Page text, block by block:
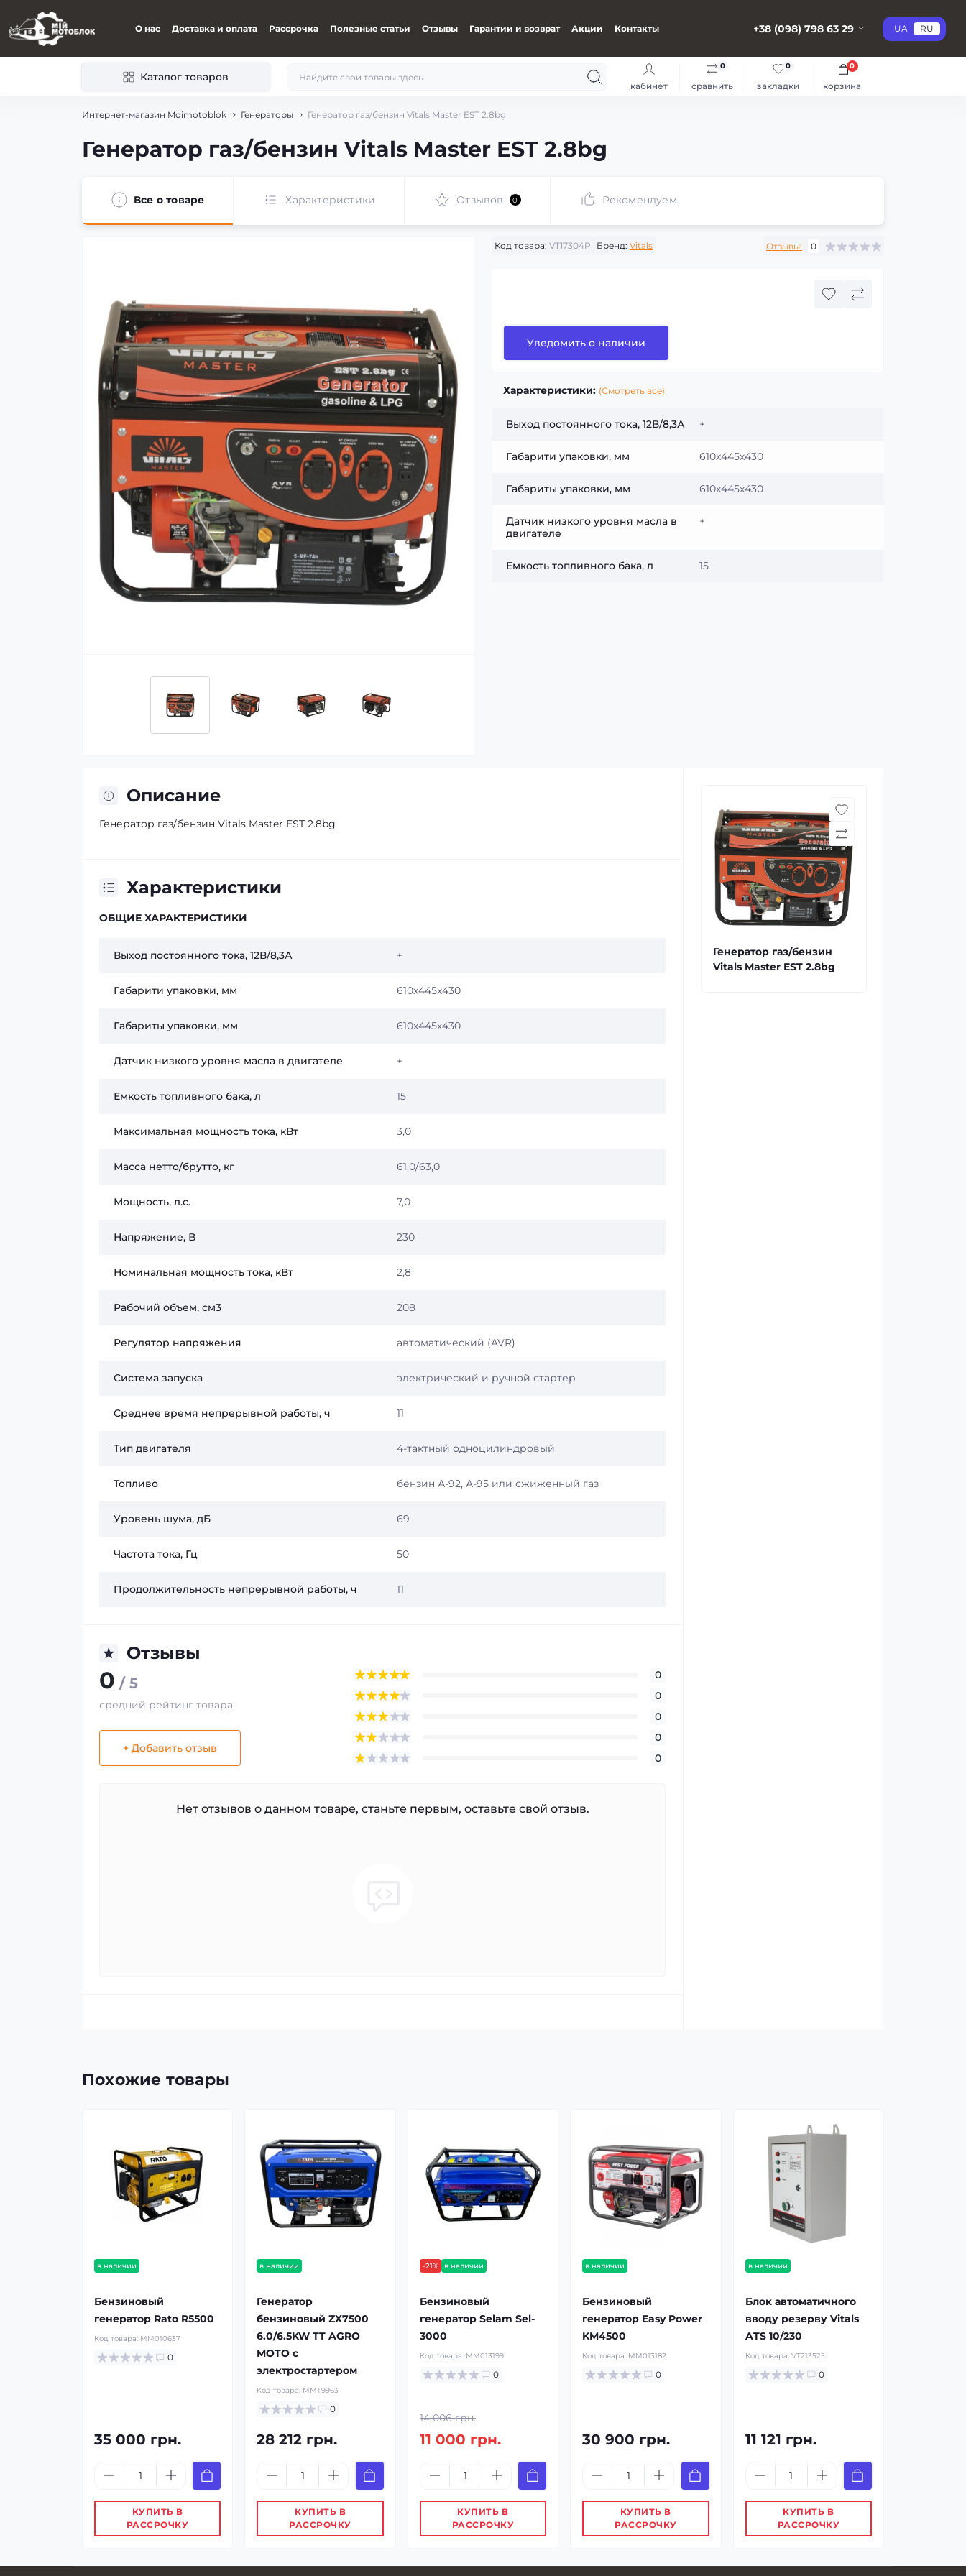
О нас Доставка и оплата Рассрочка Полезные статьи Отзывы Гарантии и возврат Акции Контакты +38 (098) 798 63 29 UA RU
Каталог товаров
кабинет сравнить
0
закладки
0
корзина
0
Интернет-магазин Moimotoblok Генераторы Генератор газ/бензин Vitals Master EST 2.8bg
Генератор газ/бензин Vitals Master EST 2.8bg
Все о товаре Характеристики Отзывов 0 Рекомендуем
Код товара: VT17304P Бренд: Vitals Отзывы: 0
Уведомить о наличии
Характеристики: (Смотреть все)
Выход постоянного тока, 12В/8,3А +
Габарити упаковки, мм 610х445х430
Габариты упаковки, мм 610х445х430
Датчик низкого уровня масла в
двигателе
+
Емкость топливного бака, л 15
Описание
Генератор газ/бензин Vitals Master EST 2.8bg
Характеристики
ОБЩИЕ ХАРАКТЕРИСТИКИ
Выход постоянного тока, 12В/8,3А +
Габарити упаковки, мм 610х445х430
Габариты упаковки, мм 610х445х430
Датчик низкого уровня масла в двигателе +
Емкость топливного бака, л 15
Максимальная мощность тока, кВт 3,0
Масса нетто/брутто, кг 61,0/63,0
Мощность, л.с. 7,0
Напряжение, В 230
Номинальная мощность тока, кВт 2,8
Рабочий объем, см3 208
Регулятор напряжения автоматический (AVR)
Система запуска электрический и ручной стартер
Среднее время непрерывной работы, ч 11
Тип двигателя 4-тактный одноцилиндровый
Топливо бензин А-92, А-95 или сжиженный газ
Уровень шума, дБ 69
Частота тока, Гц 50
Продолжительность непрерывной работы, ч 11
Отзывы
0 / 5
средний рейтинг товара
+ Добавить отзыв
0
0
0
0
0
Нет отзывов о данном товаре, станьте первым, оставьте свой отзыв.
Генератор газ/бензин
Vitals Master EST 2.8bg
Похожие товары
в наличии
Бензиновый
генератор Rato R5500
Код товара: MM010637
0
35 000 грн.
КУПИТЬ В
РАССРОЧКУ
в наличии
Генератор
бензиновый ZX7500
6.0/6.5KW TT AGRO
MOTO с
электростартером
Код товара: MMT9963
0
28 212 грн.
КУПИТЬ В
РАССРОЧКУ
-21% в наличии
Бензиновый
генератор Selam Sel-
3000
Код товара: MM013199
0
14 006 грн.
11 000 грн.
КУПИТЬ В
РАССРОЧКУ
в наличии
Бензиновый
генератор Easy Power
KM4500
Код товара: MM013182
0
30 900 грн.
КУПИТЬ В
РАССРОЧКУ
в наличии
Блок автоматичного
вводу резерву Vitals
ATS 10/230
Код товара: VT213525
0
11 121 грн.
КУПИТЬ В
РАССРОЧКУ